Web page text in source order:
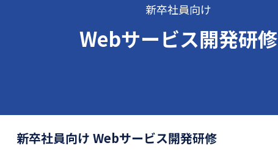
新卒社員向け
Webサービス開発研修
新卒社員向け Webサービス開発研修